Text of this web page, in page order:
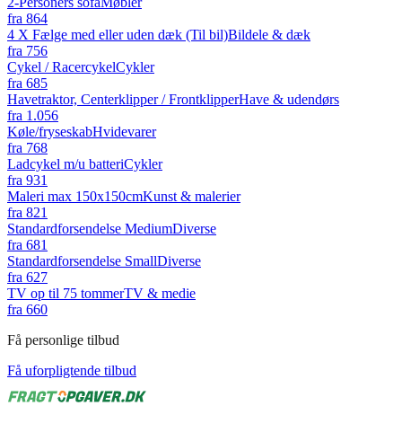
fra 864
4 X Fælge med eller uden dæk (Til bil)Bildele & dæk
fra 756
Cykel / RacercykelCykler
fra 685
Havetraktor, Centerklipper / FrontklipperHave & udendørs
fra 1.056
Køle/fryseskabHvidevarer
fra 768
Ladcykel m/u batteriCykler
fra 931
Maleri max 150x150cmKunst & malerier
fra 821
Standardforsendelse MediumDiverse
fra 681
Standardforsendelse SmallDiverse
fra 627
TV op til 75 tommerTV & medie
fra 660
Få personlige tilbud
Få uforpligtende tilbud